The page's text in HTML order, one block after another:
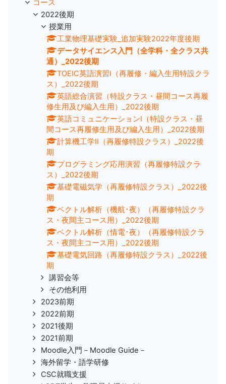
コース
2022後期
授業用
工業物理基礎実験_追加実験2022年度後期
データサイエンス入門（全学科・全クラス共
通）_2022後期
TOEIC英語演習Ⅰ（再履修・編入生用特設クラ
ス）_2022後期
英語総合演習（特設クラス・昼間コース再履
修生用及び編入生用）_2022後期
英語コミュニケーションⅠ（特設クラス・昼
間コース再履修生用及び編入生用）_2022後期
計算機工学II（再履修特設クラス）_2022後
期
プログラミング応用演習（再履修特設クラ
ス）_2022後期
基礎電磁気学（再履修特設クラス）_2022後
期
ベクトル解析（機航･夜）（再履修特設クラ
ス・夜間主コース用）_2022後期
ベクトル解析（情電･夜）（再履修特設クラ
ス・夜間主コース用）_2022後期
基礎電気回路（再履修特設クラス）_2022後
期
講習会等
その他利用
2023前期
2022前期
2021後期
2021前期
Moodle入門－Moodle Guide－
海外留学・語学研修
CSC就職支援